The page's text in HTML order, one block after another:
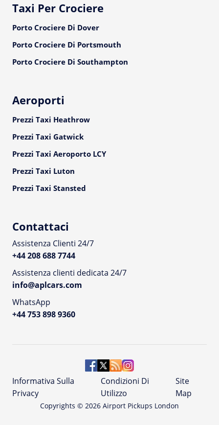
Taxi Per Crociere
Porto Crociere Di Dover
Porto Crociere Di Portsmouth
Porto Crociere Di Southampton
Aeroporti
Prezzi Taxi Heathrow
Prezzi Taxi Gatwick
Prezzi Taxi Aeroporto LCY
Prezzi Taxi Luton
Prezzi Taxi Stansted
Contattaci
Assistenza Clienti 24/7
+44 208 688 7744
Assistenza clienti dedicata 24/7
info@aplcars.com
WhatsApp
+44 753 898 9360
Copyrights © 2026 Airport Pickups London
Informativa Sulla
Privacy
Condizioni Di
Utilizzo
Site
Map